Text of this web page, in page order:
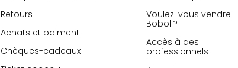
Retours
Achats et paiment
Chèques-cadeaux
Voulez-vous vendre
Boboli?
Accès à des
professionnels